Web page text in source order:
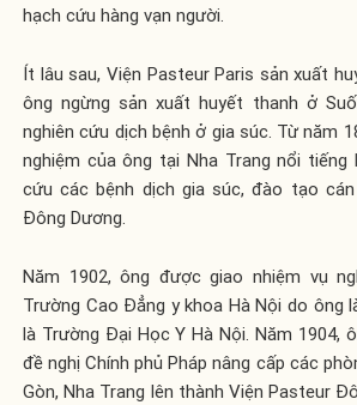
hạch cứu hàng vạn người.
Ít lâu sau, Viện Pasteur Paris sản xuất
ông ngừng sản xuất huyết thanh ở
nghiên cứu dịch bệnh ở gia súc. Từ năm
nghiệm của ông tại Nha Trang nổi tiếng
cứu các bệnh dịch gia súc, đào tạo
Đông Dương.
Năm 1902, ông được giao nhiệm vụ
Trường Cao Đẳng y khoa Hà Nội do ông
là Trường Đại Học Y Hà Nội. Năm 1904,
đề nghị Chính phủ Pháp nâng cấp các
Gòn, Nha Trang lên thành Viện Pasteur